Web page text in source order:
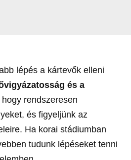
lépés a kártevők elleni
és a
rendszeresen
és figyeljünk az
Ha korai stádiumban
tudunk lépéseket tenni